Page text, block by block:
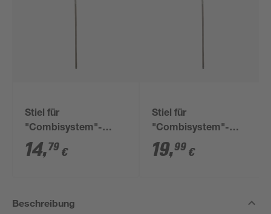
Stiel für
"Combisystem"-
Geräte Esche 130 cm
14,79 €
Stiel für
"Combisystem"-
Geräte Esche 150 cm
19,99 €
Beschreibung